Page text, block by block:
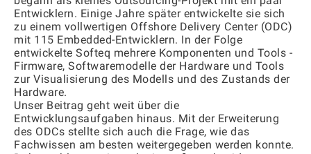
Entwicklern. Einige Jahre später entwickelte sie sich
zu einem vollwertigen Offshore Delivery Center (ODC)
mit 115 Embedded-Entwicklern. In der Folge
entwickelte Softeq mehrere Komponenten und Tools -
Firmware, Softwaremodelle der Hardware und Tools
zur Visualisierung des Modells und des Zustands der
Hardware.
Unser Beitrag geht weit über die
Entwicklungsaufgaben hinaus. Mit der Erweiterung
des ODCs stellte sich auch die Frage, wie das
Fachwissen am besten weitergegeben werden konnte.